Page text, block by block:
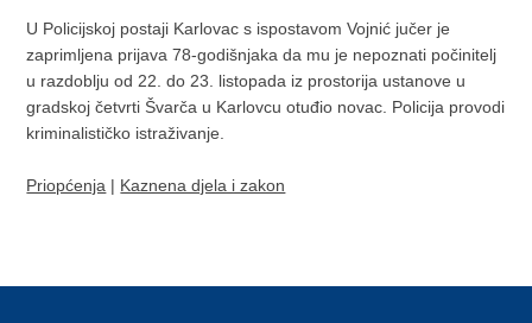
U Policijskoj postaji Karlovac s ispostavom Vojnić jučer je
zaprimljena prijava 78-godišnjaka da mu je nepoznati počinitelj
u razdoblju od 22. do 23. listopada iz prostorija ustanove u
gradskoj četvrti Švarča u Karlovcu otuđio novac. Policija provodi
kriminalističko istraživanje.
Priopćenja | Kaznena djela i zakon